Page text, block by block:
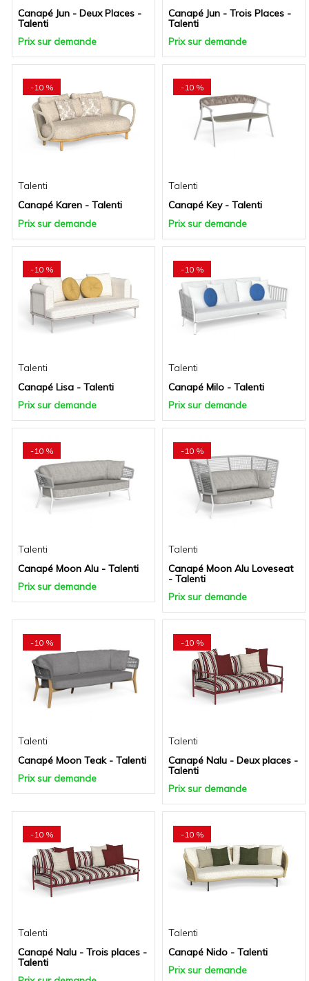
Canapé Jun - Deux Places -
Talenti
Prix sur demande
Canapé Jun - Trois Places -
Talenti
Prix sur demande
-10 %
Talenti
Canapé Karen - Talenti
Prix sur demande
-10 %
Talenti
Canapé Key - Talenti
Prix sur demande
-10 %
Talenti
Canapé Lisa - Talenti
Prix sur demande
-10 %
Talenti
Canapé Milo - Talenti
Prix sur demande
-10 %
Talenti
Canapé Moon Alu - Talenti
Prix sur demande
-10 %
Talenti
Canapé Moon Alu Loveseat
- Talenti
Prix sur demande
-10 %
Talenti
Canapé Moon Teak - Talenti
Prix sur demande
-10 %
Talenti
Canapé Nalu - Deux places -
Talenti
Prix sur demande
-10 %
Talenti
Canapé Nalu - Trois places -
Talenti
-10 %
Talenti
Canapé Nido - Talenti
Prix sur demande